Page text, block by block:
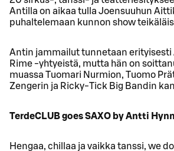
Antilla on aikaa tulla Joensuuhun
puhaltelemaan kunnon show
Antin jammailut tunnetaan erityisesti
Rime -yhtyeistä, mutta hän on
muassa Tuomari Nurmion, Tuomo
Zengerin ja Ricky-Tick Big Bandin
TerdeCLUB goes SAXO by Antti
Hengaa, chillaa ja vaikka tanssi, we